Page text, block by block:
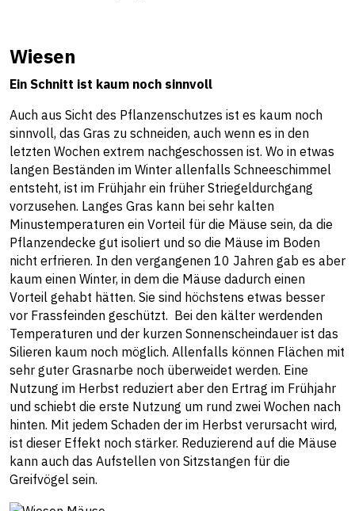
Wiesen
Ein Schnitt ist kaum noch sinnvoll
Auch aus Sicht des Pflanzenschutzes ist es kaum noch
sinnvoll, das Gras zu schneiden, auch wenn es in den
letzten Wochen extrem nachgeschossen ist. Wo in etwas
langen Beständen im Winter allenfalls Schneeschimmel
entsteht, ist im Frühjahr ein früher Striegeldurchgang
vorzusehen. Langes Gras kann bei sehr kalten
Minustemperaturen ein Vorteil für die Mäuse sein, da die
Pflanzendecke gut isoliert und so die Mäuse im Boden
nicht erfrieren. In den vergangenen 10 Jahren gab es aber
kaum einen Winter, in dem die Mäuse dadurch einen
Vorteil gehabt hätten. Sie sind höchstens etwas besser
vor Frassfeinden geschützt. Bei den kälter werdenden
Temperaturen und der kurzen Sonnenscheindauer ist das
Silieren kaum noch möglich. Allenfalls können Flächen mit
sehr guter Grasnarbe noch überweidet werden. Eine
Nutzung im Herbst reduziert aber den Ertrag im Frühjahr
und schiebt die erste Nutzung um rund zwei Wochen nach
hinten. Mit jedem Schaden der im Herbst verursacht wird,
ist dieser Effekt noch stärker. Reduzierend auf die Mäuse
kann auch das Aufstellen von Sitzstangen für die
Greifvögel sein.